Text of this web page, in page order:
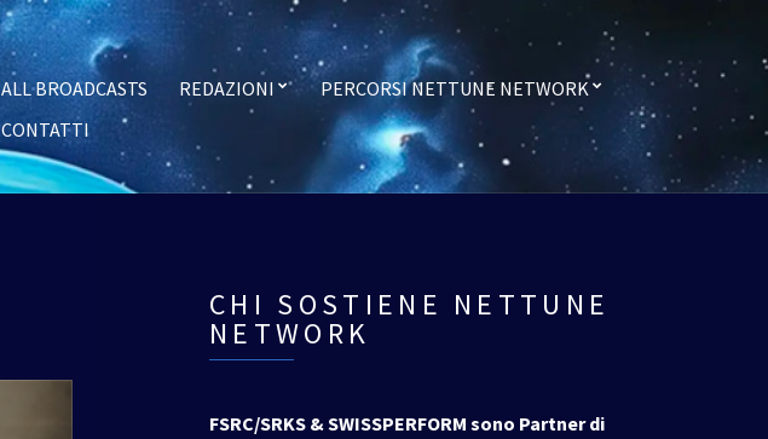
ALL BROADCASTS REDAZIONI
PERCORSI NETTUNE NETWORK
CONTATTI
CHI SOSTIENE NETTUNE
NETWORK
FSRC/SRKS & SWISSPERFORM sono Partner di